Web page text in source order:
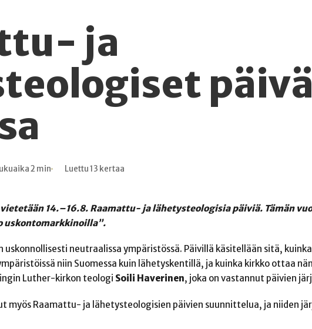
ja
2 min Luettu 13 kertaa
14.–16.8. Raamattu- ja lähetysteologisia päiviä. Tämän
uskontomarkkinoilla”.
uskonnollisesti neutraalissa ympäristössä. Päivillä käsitellään sitä,
niin Suomessa kuin lähetyskentillä, ja kuinka kirkko ottaa
Luther-kirkon teologi Soili Haverinen, joka on vastannut päivien
myös Raamattu- ja lähetysteologisien päivien suunnittelua, ja niiden